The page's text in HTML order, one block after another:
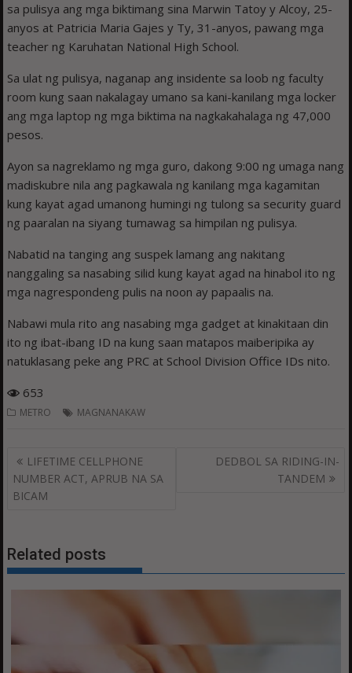
sa pulisya ang mga biktimang sina Marwin Tatoy y Alcoy, 25-
anyos at Patricia Maria Gajes y Ty, 31-anyos, pawang mga
teacher ng Karuhatan National High School.
Sa ulat ng pulisya, naganap ang insidente sa loob ng faculty
room kung saan nakalagay umano sa kani-kanilang mga locker
ang mga laptop ng mga biktima na nagkakahalaga ng 47,000
pesos.
Ayon sa nagreklamo ng mga guro, dakong 9:00 ng umaga nang
madiskubre nila ang pagkawala ng kanilang mga kagamitan
kung kayat agad umanong humingi ng tulong sa security guard
ng paaralan na siyang tumawag sa himpilan ng pulisya.
Nabatid na tanging ang suspek lamang ang nakitang
nanggaling sa nasabing silid kung kayat agad na hinabol ito ng
mga nagrespondeng pulis na noon ay papaalis na.
Nabawi mula rito ang nasabing mga gadget at kinakitaan din
ito ng ibat-ibang ID na kung saan matapos maiberipika ay
natuklasang peke ang PRC at School Division Office IDs nito.
653
METRO MAGNANAKAW
Post
navigation
LIFETIME CELLPHONE
NUMBER ACT, APRUB NA SA
BICAM
DEDBOL SA RIDING-IN-
TANDEM
Related posts